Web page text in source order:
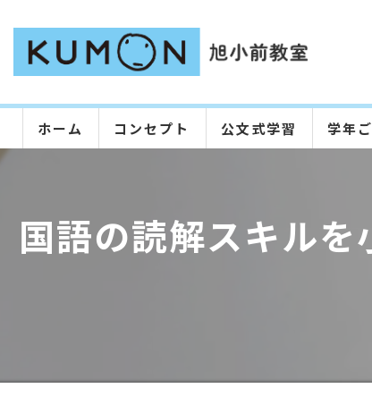
ホーム コンセプト 公文式学習 学年
国語の読解スキル